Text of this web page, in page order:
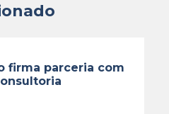
firma parceria com